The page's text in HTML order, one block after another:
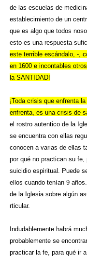
de las escuelas de
establecimiento de un
que es algo que todos
esto es una respuesta
este terrible escándalo, -,
en 1600 e incontables
la SANTIDAD!
¡Toda crisis que enfrenta
enfrenta, es una crisis de
el rostro autentico de la
se encuentra con ellas
conocen a varias de ellas
por qué no practican su
suicidio espiritual. Puede
ellos cuando tenían 9
de la Iglesia sobre algún
rticular.
Indudablemente habrá
probablemente se
practicar la fe, para qué ir